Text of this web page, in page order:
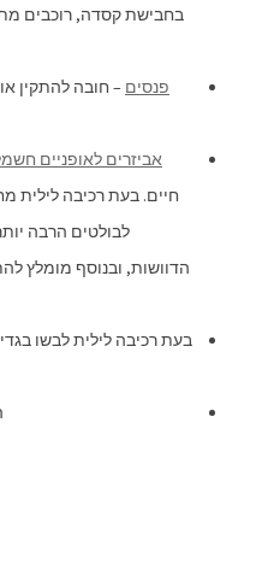
פנסים – חובה להתקין
אביזרים לאופניים
חיים. בעת רכיבה לילית
לבולטים הרבה
הדוושות, ובנוסף מומלץ
בעת רכיבה לילית לבשו